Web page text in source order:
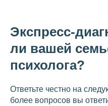
Экспресс-
ли вашей
психолога?
Ответьте честно на
более вопросов вы